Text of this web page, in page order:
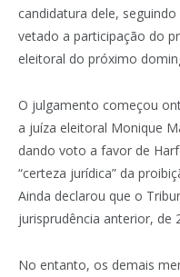
candidatura dele,
vetado a participação do
eleitoral do próximo
O julgamento começou
a juíza eleitoral Monique
dando voto a favor de
“certeza jurídica” da
Ainda declarou que o
jurisprudência anterior, de
No entanto, os demais